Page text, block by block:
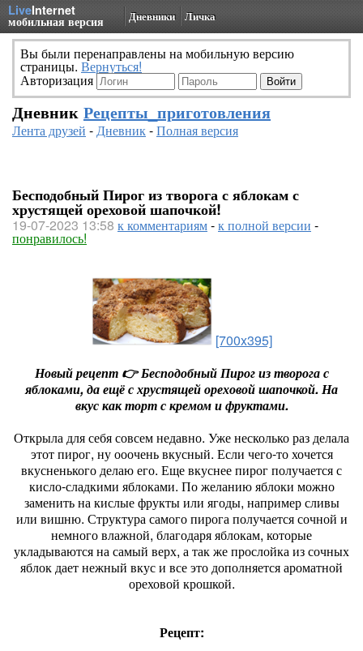
LiveInternet
мобильная версия Дневники Личка
Вы были перенаправлены на мобильную версию
страницы. Вернуться!
Авторизация
Дневник Рецепты_приготовления
Лента друзей -Дневник-Полная версия
Бесподобный Пирог из творога с яблокам с
хрустящей ореховой шапочкой!
19-07-2023 13:58 к комментариям-к полной версии -
понравилось!
[700x395]
Новый рецепт 👉 Бесподобный Пирог из творога с
яблоками, да ещё с хрустящей ореховой шапочкой. На
вкус как торт с кремом и фруктами.
Открыла для себя совсем недавно. Уже несколько раз делала
этот пирог, ну ооочень вкусный. Если чего-то хочется
вкусненького делаю его. Еще вкуснее пирог получается с
кисло-сладкими яблоками. По желанию яблоки можно
заменить на кислые фрукты или ягоды, например сливы
или вишню. Структура самого пирога получается сочной и
немного влажной, благодаря яблокам, которые
укладываются на самый верх, а так же прослойка из сочных
яблок дает нежный вкус и все это дополняется ароматной
ореховой крошкой.
Рецепт: